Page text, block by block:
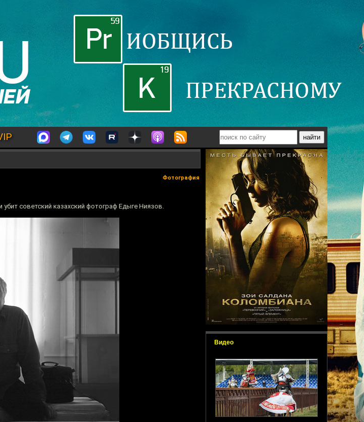
Видео
Фотография
советский казахский фотограф Едыге Ниязов.